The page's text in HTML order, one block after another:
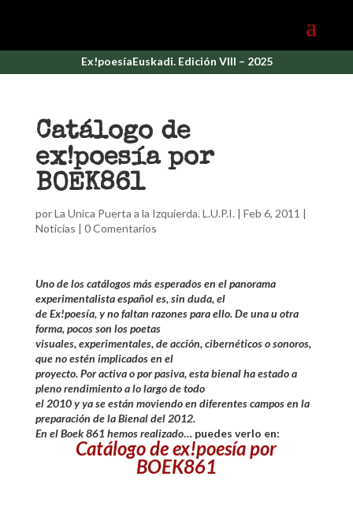
Ex!poesíaEuskadi. Edición VIII – 2025
Catálogo de
ex!poesía por
BOEK861
porLa Unica Puerta a la Izquierda. L.U.P.I. | Feb 6, 2011 |
Noticias | 0 Comentarios
Uno de los catálogos más esperados en el panorama
experimentalista español es, sin duda, el
de Ex!poesía, y no faltan razones para ello. De una u otra
forma, pocos son los poetas
visuales, experimentales, de acción, cibernéticos o sonoros,
que no estén implicados en el
proyecto. Por activa o por pasiva, esta bienal ha estado a
pleno rendimiento a lo largo de todo
el 2010 y ya se están moviendo en diferentes campos en la
preparación de la Bienal del 2012.
En el Boek 861 hemos realizado… puedes verlo en:
Catálogo de ex!poesía por
BOEK861